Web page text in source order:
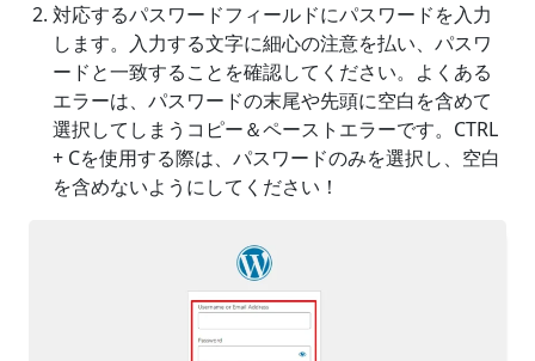
対応するパスワードフィールドにパスワードを入力
します。入力する文字に細心の注意を払い、パスワ
ードと一致することを確認してください。よくある
エラーは、パスワードの末尾や先頭に空白を含めて
選択してしまうコピー＆ペーストエラーです。CTRL
+ Cを使用する際は、パスワードのみを選択し、空白
を含めないようにしてください！